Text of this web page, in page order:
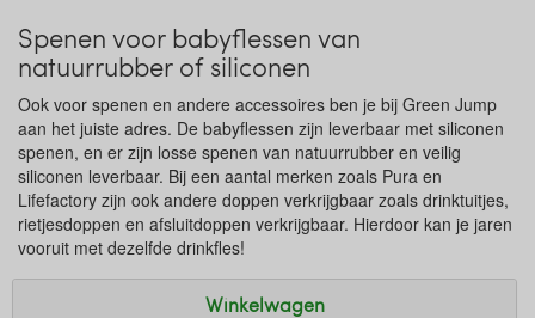
Spenen voor babyflessen van
natuurrubber of siliconen
Ook voor spenen en andere accessoires ben je bij Green Jump
aan het juiste adres. De babyflessen zijn leverbaar met siliconen
spenen, en er zijn losse spenen van natuurrubber en veilig
siliconen leverbaar. Bij een aantal merken zoals Pura en
Lifefactory zijn ook andere doppen verkrijgbaar zoals drinktuitjes,
rietjesdoppen en afsluitdoppen verkrijgbaar. Hierdoor kan je jaren
vooruit met dezelfde drinkfles!
Winkelwagen